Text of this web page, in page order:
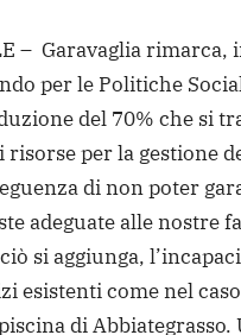
– Garavaglia rimarca,
per le Politiche
del 70% che si
per la gestione
di non poter
adeguate alle nostre
si aggiunga,
esistenti come nel
di Abbiategrasso.